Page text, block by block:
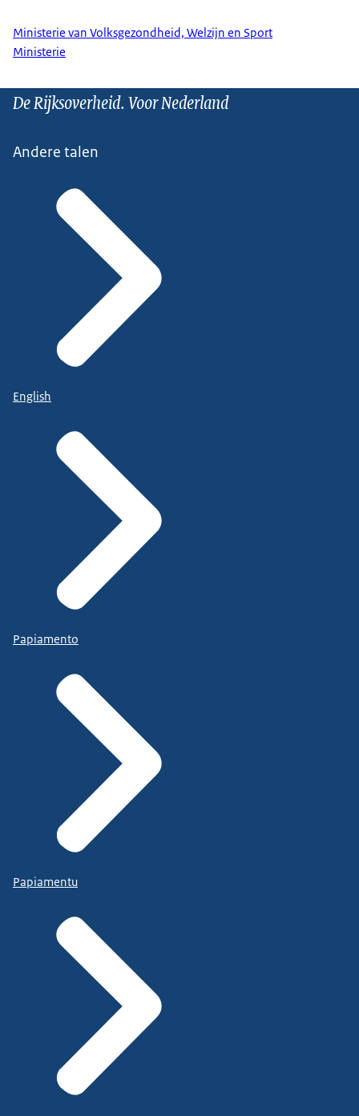
Ministerie van Volksgezondheid, Welzijn en Sport
Ministerie
De Rijksoverheid. Voor Nederland
Andere talen
English
Papiamento
Papiamentu